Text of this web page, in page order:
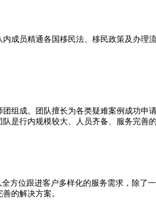
成员精通各国移民法、移民政策及办理
组成。团队擅长为各类疑难案例成功
是行内规模较大、人员齐备、服务完善的
方位跟进客户多样化的服务需求，除
的解决方案。